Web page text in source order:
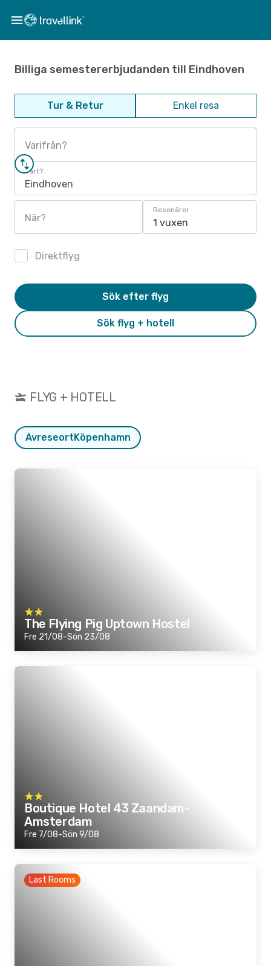
Billiga semestererbjudanden till Eindhoven
Tur & Retur Enkel resa
Varifrån?
Vart?
Eindhoven
När?
Resenärer
1 vuxen
Direktflyg
Sök flyg + hotell
Sök efter flyg
FLYG + HOTELL
Avreseort Köpenhamn
The Flying Pig Uptown Hostel
Fre 21/08-Sön 23/08
Boutique Hotel 43 Zaandam-
Amsterdam
Fre 7/08-Sön 9/08
Last Rooms